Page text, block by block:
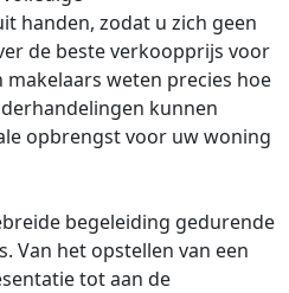
handen, zodat u zich geen
de beste verkoopprijs voor
weten precies hoe
kunnen
opbrengst voor uw woning
begeleiding gedurende
Van het opstellen van een
tot aan de